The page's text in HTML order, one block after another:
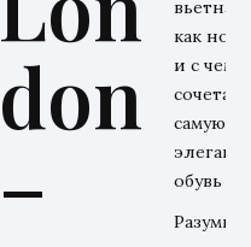
don
–
как
и с чем
сочетать
самую
обувь